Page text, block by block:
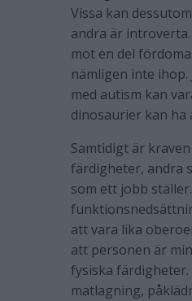
Vissa kan
andra är
mot en del
nämligen inte
med autism kan
dinosaurier kan ha
Samtidigt är
färdigheter, andra
som ett jobb
att vara lika
att personen är
fysiska färdigheter.
matlagning,